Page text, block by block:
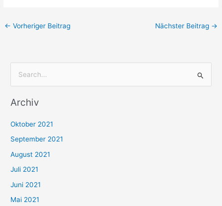
← Vorheriger Beitrag Nächster Beitrag →
c
n
n
a
c
h
Archiv
Oktober 2021
September 2021
August 2021
Juli 2021
Juni 2021
Mai 2021